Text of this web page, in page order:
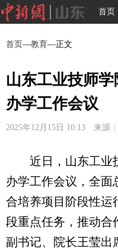
首页
首页—教育—正文
山东工业技师
办学工作会议
2025年12月15日 10:13 来源
近日，山东工业
办学工作会议，全面
合培养项目阶段性运
段重点任务，推动合
副书记、院长王莹出